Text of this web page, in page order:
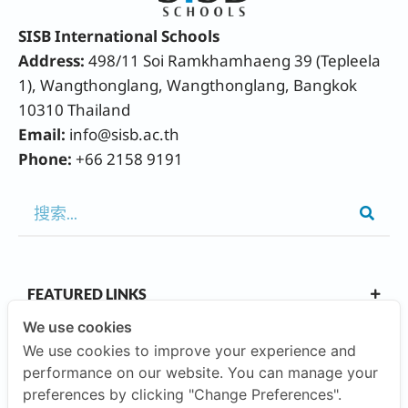
SISB International Schools
Address:498/11 Soi Ramkhamhaeng 39 (Tepleela
1), Wangthonglang, Wangthonglang, Bangkok
10310 Thailand
Email: info@sisb.ac.th
Phone: +66 2158 9191
FEATURED LINKS
OUR CAMPUSES
We use cookies
We use cookies to improve your experience and
performance on our website. You can manage your
preferences by clicking "Change Preferences".